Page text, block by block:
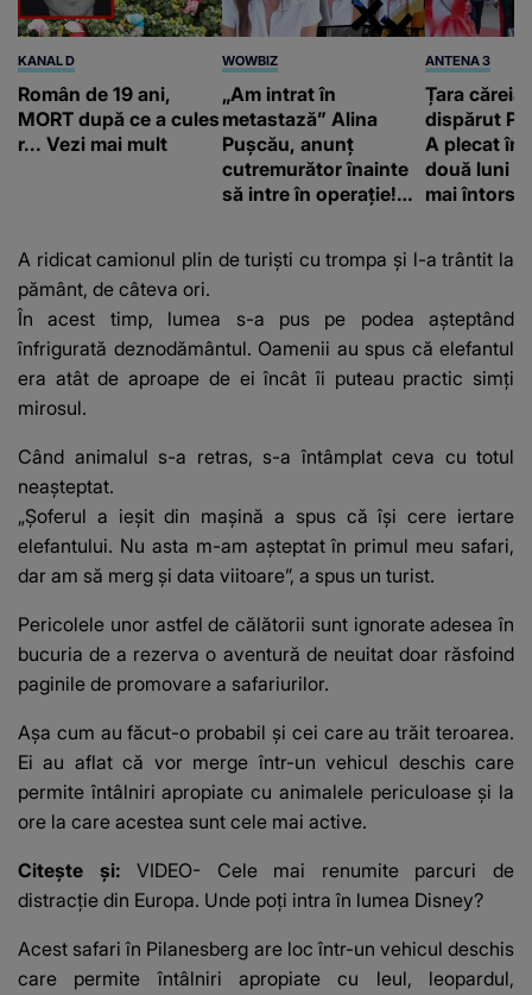
KANAL D
Român de 19 ani,
MORT după ce a cules
r... Vezi mai mult
WOWBIZ
„Am intrat în
metastază” Alina
Pușcău, anunț
cutremurător înainte
să intre în operație!
fanilor
ANTENA 3
Țara căreia
dispărut
A plecat în
două luni
mai întors
A ridicat camionul plin de turiști cu trompa și l-a trântit la
pământ, de câteva ori.
În acest timp, lumea s-a pus pe podea așteptând
înfrigurată deznodământul. Oamenii au spus că elefantul
era atât de aproape de ei încât îi puteau practic simți
mirosul.
Când animalul s-a retras, s-a întâmplat ceva cu totul
neașteptat.
„Șoferul a ieșit din mașină a spus că își cere iertare
elefantului. Nu asta m-am așteptat în primul meu safari,
dar am să merg și data viitoare”, a spus un turist.
Pericolele unor astfel de călătorii sunt ignorate adesea în
bucuria de a rezerva o aventură de neuitat doar răsfoind
paginile de promovare a safariurilor.
Așa cum au făcut-o probabil și cei care au trăit teroarea.
Ei au aflat că vor merge într-un vehicul deschis care
permite întâlniri apropiate cu animalele periculoase și la
ore la care acestea sunt cele mai active.
Citește și:VIDEO- Cele mai renumite parcuri de
distracție din Europa. Unde poți intra în lumea Disney?
Acest safari în Pilanesberg are loc într-un vehicul deschis
care permite întâlniri apropiate cu leul, leopardul,